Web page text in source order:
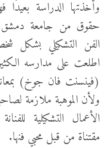
وأخذتها الدراسة
حقوق من جامعة دمشق
الفن التشكيلي بشكل
اطلعت على مدارسه
(فينسنت فان جوخ)
ولأن الموهبة ملازمة
الأعمال التشكيلية
مقتناة من قبل محبي فنها.